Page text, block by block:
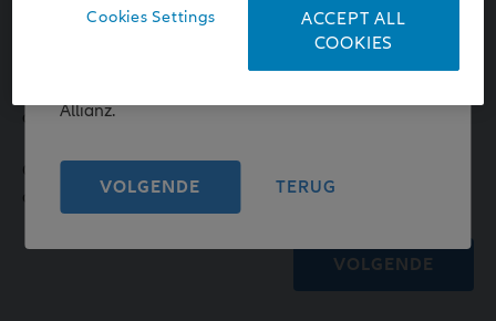
Allianz.
VOLGENDE TERUG
de markt wordt gebracht. Allianz is niet verantwoordelijk
voor het goed gebruik van het tool. De
verantwoordelijkheid voor de naleving van de zorgplicht
de makelaar, die een ruimere kijk op de markt heeft.
Gelieve alle vragen van de klantenanalyse zo spontaan en
objectief mogelijk te beantwoorden.
VOLGENDE
ACCEPT ALL
COOKIES
Cookies Settings